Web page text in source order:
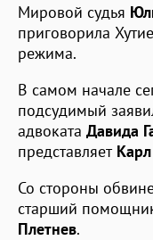
Мировой судья
приговорила
режима.
В самом начале
подсудимый
адвоката Давида
представляет
Со стороны
старший
Плетнев.